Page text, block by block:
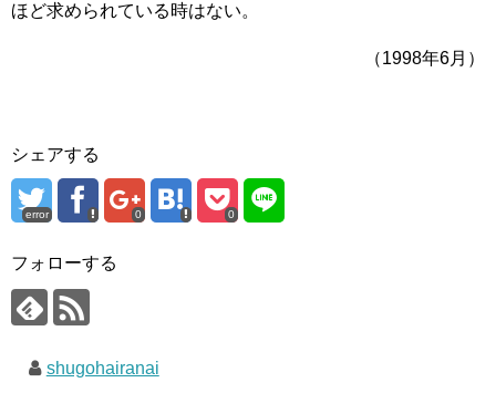
ほど求められている時はない。
（1998年6月）
シェアする
error 0 0
フォローする
shugohairanai